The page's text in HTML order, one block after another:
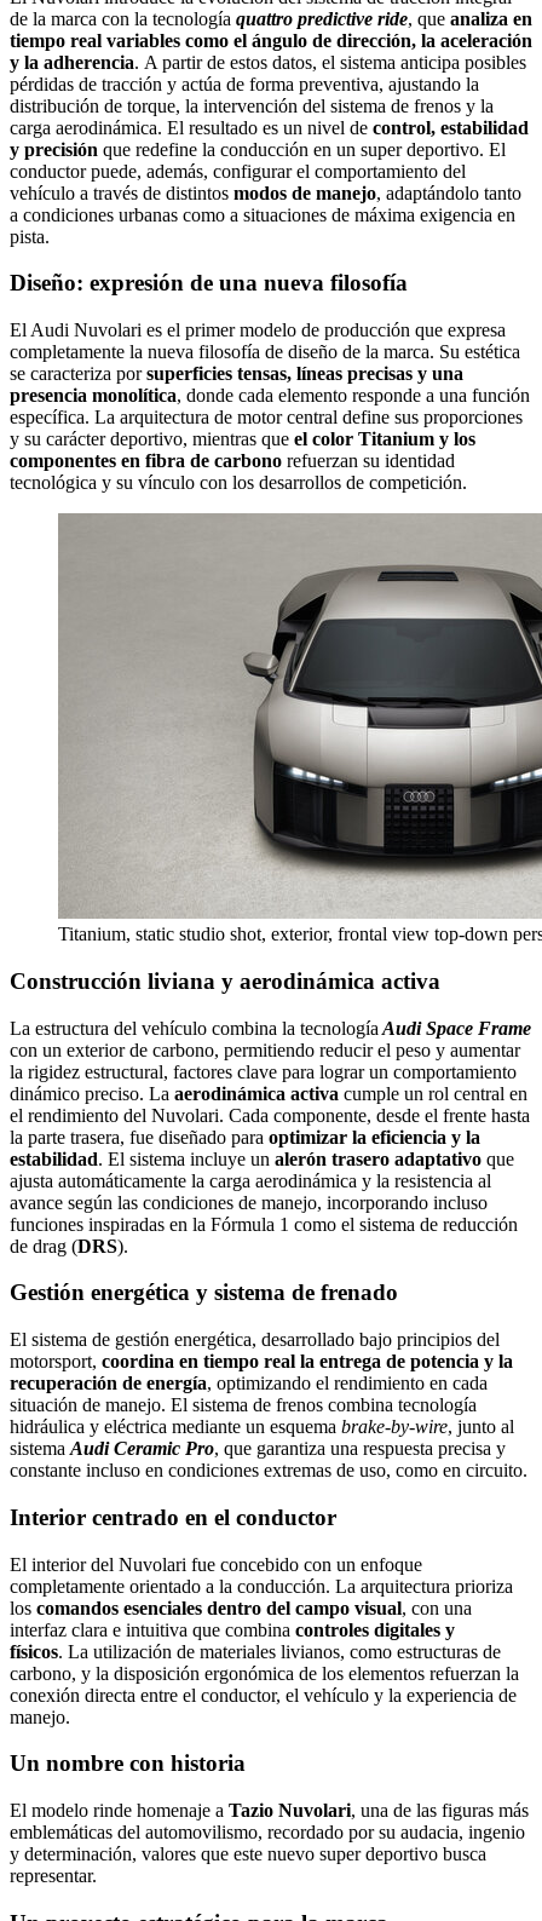
de la marca con la tecnología quattro predictive ride, que analiza en
tiempo real variables como el ángulo de dirección, la aceleración
y la adherencia. A partir de estos datos, el sistema anticipa posibles
pérdidas de tracción y actúa de forma preventiva, ajustando la
distribución de torque, la intervención del sistema de frenos y la
carga aerodinámica. El resultado es un nivel de control, estabilidad
y precisión que redefine la conducción en un super deportivo. El
conductor puede, además, configurar el comportamiento del
vehículo a través de distintos modos de manejo, adaptándolo tanto
a condiciones urbanas como a situaciones de máxima exigencia en
pista.
Diseño: expresión de una nueva filosofía
El Audi Nuvolari es el primer modelo de producción que expresa
completamente la nueva filosofía de diseño de la marca. Su estética
se caracteriza porsuperficies tensas, líneas precisas y una
presencia monolítica, donde cada elemento responde a una función
específica. La arquitectura de motor central define sus proporciones
y su carácter deportivo, mientras que el color Titanium y los
componentes en fibra de carbono refuerzan su identidad
tecnológica y su vínculo con los desarrollos de competición.
Titanium, static studio shot, exterior, frontal view top-down
Construcción liviana y aerodinámica activa
La estructura del vehículo combina la tecnología Audi Space Frame
con un exterior de carbono, permitiendo reducir el peso y aumentar
la rigidez estructural, factores clave para lograr un comportamiento
dinámico preciso. La aerodinámica activa cumple un rol central en
el rendimiento del Nuvolari. Cada componente, desde el frente hasta
la parte trasera, fue diseñado para optimizar la eficiencia y la
estabilidad. El sistema incluye un alerón trasero adaptativo que
ajusta automáticamente la carga aerodinámica y la resistencia al
avance según las condiciones de manejo, incorporando incluso
funciones inspiradas en la Fórmula 1 como el sistema de reducción
de drag (DRS).
Gestión energética y sistema de frenado
El sistema de gestión energética, desarrollado bajo principios del
motorsport, coordina en tiempo real la entrega de potencia y la
recuperación de energía, optimizando el rendimiento en cada
situación de manejo. El sistema de frenos combina tecnología
hidráulica y eléctrica mediante un esquema brake-by-wire, junto al
sistema Audi Ceramic Pro, que garantiza una respuesta precisa y
constante incluso en condiciones extremas de uso, como en circuito.
Interior centrado en el conductor
El interior del Nuvolari fue concebido con un enfoque
completamente orientado a la conducción. La arquitectura prioriza
los comandos esenciales dentro del campo visual, con una
interfaz clara e intuitiva que combina controles digitales y
físicos. La utilización de materiales livianos, como estructuras de
carbono, y la disposición ergonómica de los elementos refuerzan la
conexión directa entre el conductor, el vehículo y la experiencia de
manejo.
Un nombre con historia
El modelo rinde homenaje a Tazio Nuvolari, una de las figuras más
emblemáticas del automovilismo, recordado por su audacia, ingenio
y determinación, valores que este nuevo super deportivo busca
representar.